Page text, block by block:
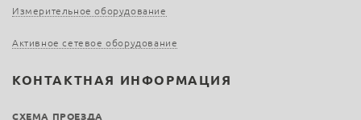
Измерительное оборудование
Активное сетевое оборудование
КОНТАКТНАЯ ИНФОРМАЦИЯ
СХЕМА ПРОЕЗДА